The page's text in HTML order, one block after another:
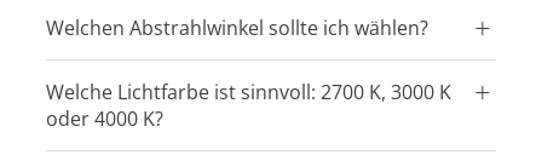
Welchen Abstrahlwinkel sollte ich wählen?
Welche Lichtfarbe ist sinnvoll: 2700 K, 3000 K
oder 4000 K?